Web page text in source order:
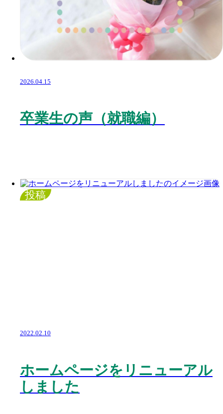
2026.04.15
卒業生の声（就職編）
投稿
2022.02.10
ホームページをリニューアル
しました